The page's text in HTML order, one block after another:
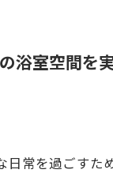
浴室空間を
日常を過ごす